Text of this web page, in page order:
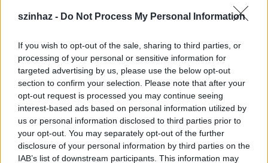
szinhaz - Do Not Process My Personal Information
If you wish to opt-out of the sale, sharing to third parties, or
processing of your personal or sensitive information for
targeted advertising by us, please use the below opt-out
section to confirm your selection. Please note that after your
opt-out request is processed you may continue seeing
interest-based ads based on personal information utilized by
us or personal information disclosed to third parties prior to
your opt-out. You may separately opt-out of the further
disclosure of your personal information by third parties on the
IAB’s list of downstream participants. This information may
Július 5-én indul a Zsámbéki Nyári
Színház
mtothorsi• 2020. június 26.
A frissen felújított Zichy-kastély sajátos
atmoszférájú, nyitott belső udvarán álló színpadra
tervezik idén az előadások java részét, de lesz ...